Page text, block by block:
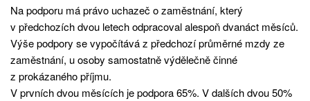
Na podporu má právo uchazeč o zaměstnání, který
v předchozích dvou letech odpracoval alespoň dvanáct měsíců.
Výše podpory se vypočítává z předchozí průměrné mzdy ze
zaměstnání, u osoby samostatně výdělečně činné
z prokázaného příjmu.
V prvních dvou měsících je podpora 65%. V dalších dvou 50%